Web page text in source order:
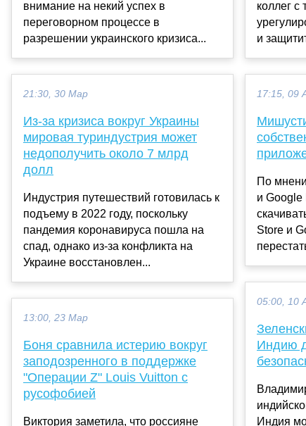
внимание на некий успех в
переговорном процессе в
разрешении украинского кризиса...
21:30, 30 Мар
Из-за кризиса вокруг Украины
мировая туриндустрия может
недополучить около 7 млрд
долл
Индустрия путешествий готовилась к
подъему в 2022 году, поскольку
пандемия коронавируса пошла на
спад, однако из-за конфликта на
Украине восстановлен...
13:00, 23 Мар
Боня сравнила истерию вокруг
заподозренного в поддержке
"Операции Z" Louis Vuitton с
русофобией
Виктория заметила, что россияне
коллег
и
17:15, 09
По
и Google
Store и
05:00, 10
Индию
Индия